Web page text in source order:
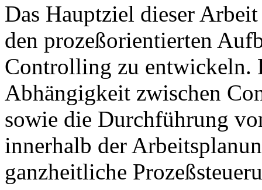
Das Hauptziel dieser
den prozeßorientierten
Controlling zu entwickeln.
Abhängigkeit zwischen
sowie die Durchführung
innerhalb der
ganzheitliche